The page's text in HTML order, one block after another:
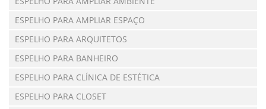
ESPELHO PARA AMPLIAR ESPAÇO
ESPELHO PARA ARQUITETOS
ESPELHO PARA BANHEIRO
ESPELHO PARA CLÍNICA DE ESTÉTICA
ESPELHO PARA CLOSET